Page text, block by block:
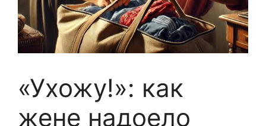
«Ухожу!»: как
жене надоело